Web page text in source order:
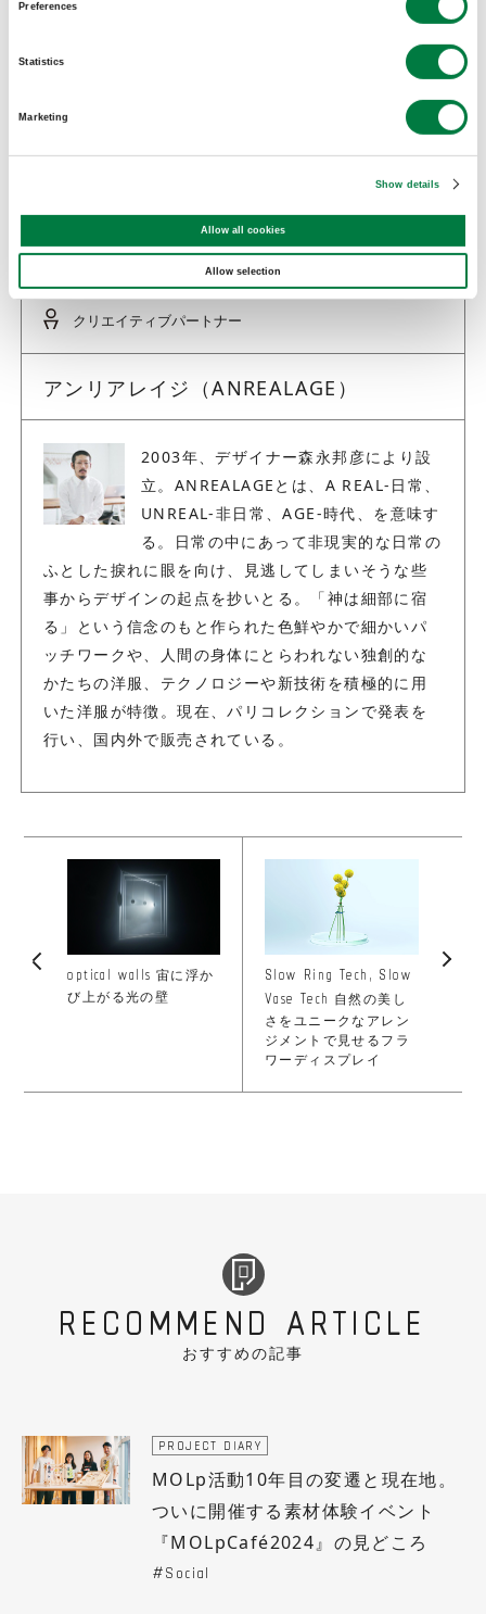
Preferences
Statistics
Marketing
Show details
Allow all cookies
Allow selection
SunSensors™
ANREALAGE
SHARE :
クリエイティブパートナー
アンリアレイジ（ANREALAGE）
2003年、デザイナー森永邦彦により設
立。ANREALAGEとは、A REAL-日常、
UNREAL-非日常、AGE-時代、を意味す
る。日常の中にあって非現実的な日常の
ふとした捩れに眼を向け、見逃してしまいそうな些
事からデザインの起点を抄いとる。「神は細部に宿
る」という信念のもと作られた色鮮やかで細かいパ
ッチワークや、人間の身体にとらわれない独創的な
かたちの洋服、テクノロジーや新技術を積極的に用
いた洋服が特徴。現在、パリコレクションで発表を
行い、国内外で販売されている。
optical walls 宙に浮か
び上がる光の壁
Slow Ring Tech, Slow
Vase Tech 自然の美し
さをユニークなアレン
ジメントで見せるフラ
ワーディスプレイ
RECOMMEND ARTICLE
おすすめの記事
PROJECT DIARY
MOLp活動10年目の変遷と現在地。
ついに開催する素材体験イベント
『MOLpCafé2024』の見どころ
Social